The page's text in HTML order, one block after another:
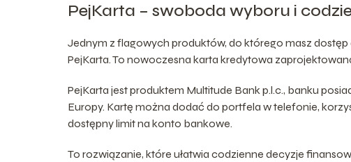
PejKarta – swoboda wyboru i
Jednym z flagowych produktów, do którego masz
PejKarta. To nowoczesna karta kredytowa
PejKarta jest produktem Multitude Bank p.l.c., banku
Europy. Kartę można dodać do portfela w telefonie,
dostępny limit na konto bankowe.
To rozwiązanie, które ułatwia codzienne decyzje